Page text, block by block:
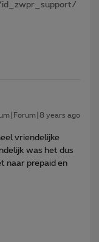
years ago
vriendelijke
was het dus
naar prepaid en